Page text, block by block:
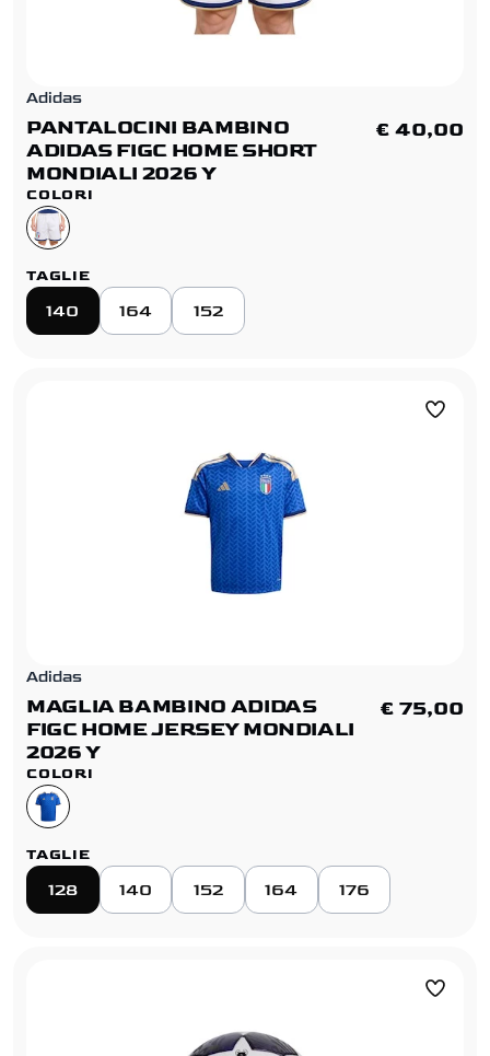
Adidas
PANTALOCINI BAMBINO
ADIDAS FIGC HOME SHORT
MONDIALI 2026 Y
€ 40,00
COLORI
TAGLIE
140 164 152
Adidas
MAGLIA BAMBINO ADIDAS
FIGC HOME JERSEY MONDIALI
2026 Y
€ 75,00
COLORI
TAGLIE
128 140 152 164 176